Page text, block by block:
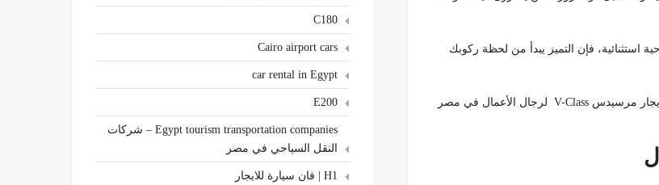
فإن التميز يبدأ من لحظة ركوبك
C180
Cairo airport cars
car rental in Egypt
E200
Egypt tourism transportation companies – شركات
النقل السياحي في مصر
H1 | فان سيارة للايجار